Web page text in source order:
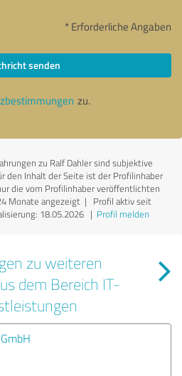
* Erforderliche Angaben
senden
zu.
zu Ralf Dahler sind subjektive
den Inhalt der Seite ist der Profilinhaber
die vom Profilinhaber veröffentlichten
Monate angezeigt | Profil aktiv seit
18.05.2026| Profil melden
zu weiteren
dem Bereich IT-